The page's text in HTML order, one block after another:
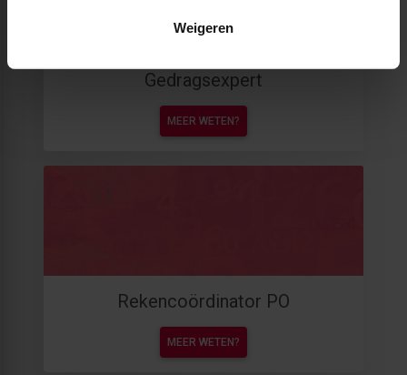
Weigeren
Gedragsexpert
MEER WETEN?
Rekencoördinator PO
MEER WETEN?